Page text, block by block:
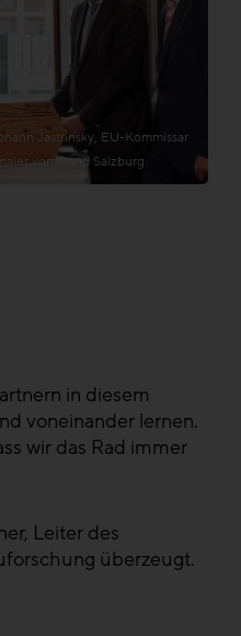
Jastrinsky, EU-Kommissar
vom Land Salzburg.
in diesem
voneinander lernen.
wir das Rad immer
Leiter des
überzeugt.